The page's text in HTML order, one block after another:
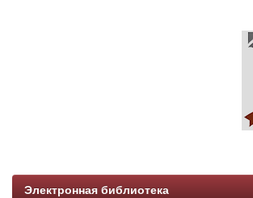
Электронная библиотека